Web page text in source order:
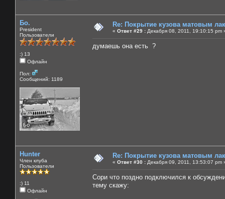
Бо.
President
Пользователи
:) 13
Офлайн
Пол:
Сообщений: 1189
Re: Покрытие кузова матовым
« Ответ #29 : Декабря 08, 2011, 19:10:15 pm
думаешь она есть ?
Hunter
Член клуба
Пользователи
:) 11
Офлайн
Re: Покрытие кузова матовым
« Ответ #30 : Декабря 09, 2011, 13:53:07 pm
Сори что поздно подключился к
тему скажу: